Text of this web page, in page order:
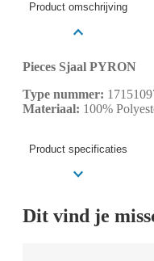
Product omschrijving
Pieces Sjaal PYRON
Type nummer:
Materiaal: 100%
Product specificaties
Dit vind je